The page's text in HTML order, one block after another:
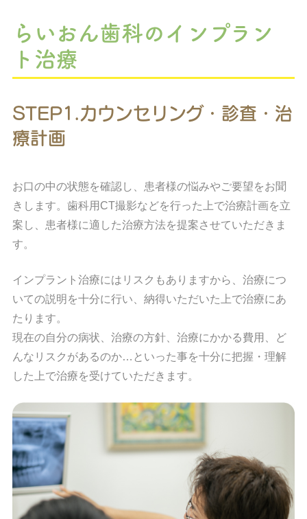
らいおん歯科のインプラン
ト治療
STEP1.カウンセリング・診査・治
療計画
お口の中の状態を確認し、患者様の悩みやご要望をお聞
きします。歯科用CT撮影などを行った上で治療計画を立
案し、患者様に適した治療方法を提案させていただきま
す。
インプラント治療にはリスクもありますから、治療につ
いての説明を十分に行い、納得いただいた上で治療にあ
たります。
現在の自分の病状、治療の方針、治療にかかる費用、ど
んなリスクがあるのか…といった事を十分に把握・理解
した上で治療を受けていただきます。